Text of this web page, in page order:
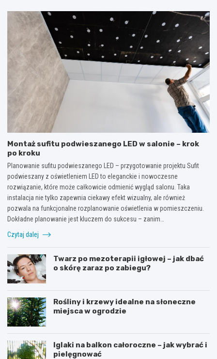
Montaż sufitu podwieszanego LED w salonie – krok
po kroku
Planowanie sufitu podwieszanego LED – przygotowanie projektu Sufit
podwieszany z oświetleniem LED to eleganckie i nowoczesne
rozwiązanie, które może całkowicie odmienić wygląd salonu. Taka
instalacja nie tylko zapewnia ciekawy efekt wizualny, ale również
pozwala na funkcjonalne rozplanowanie oświetlenia w pomieszczeniu.
Dokładne planowanie jest kluczem do sukcesu – zanim…
Czytaj dalej
Twarz po mezoterapii igłowej – jak dbać
o skórę zaraz po zabiegu?
Rośliny i krzewy idealne na słoneczne
miejsca w ogrodzie
Iglaki na balkon całoroczne – jak wybrać i
pielęgnować